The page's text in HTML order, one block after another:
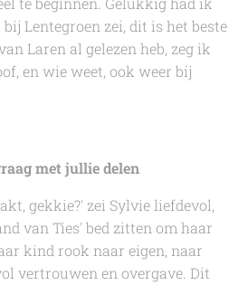
bij Lentegroen zei, dit is het beste
Laren al gelezen heb, zeg ik
, en wie weet, ook weer bij
met jullie delen
gekkie?' zei Sylvie liefdevol,
van Ties' bed zitten om haar
kind rook naar eigen, naar
vertrouwen en overgave. Dit